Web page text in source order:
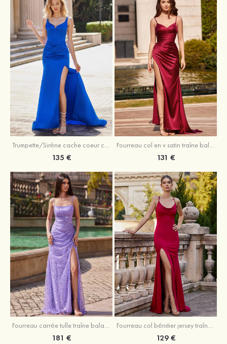
Trumpette/Sirène cache coeur charmeuse traîne balayage robe de bal
135 €
Fourreau col en v satin traîne balayage robe de bal
131 €
Fourreau carrée tulle traîne balayage robe de bal
181 €
Fourreau col bénitier jersey traîne balayage robe de bal
129 €